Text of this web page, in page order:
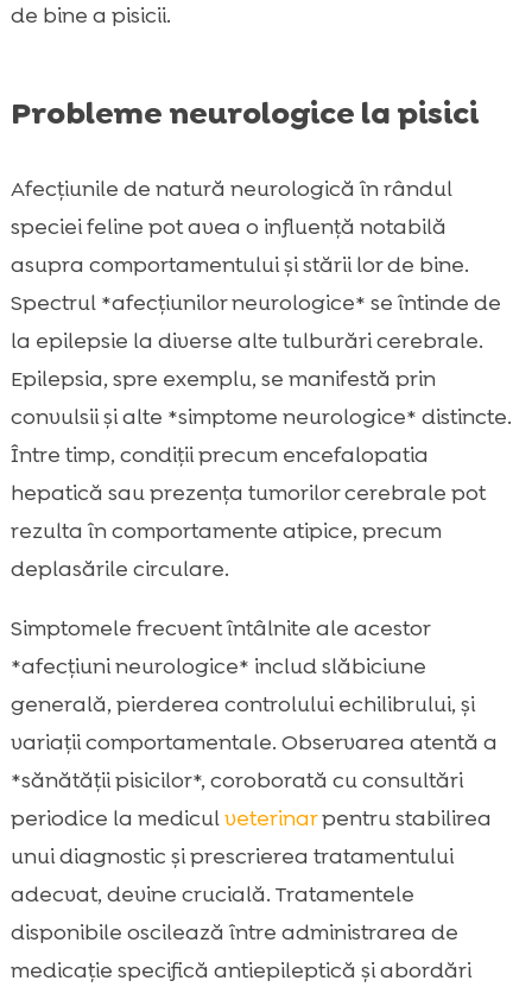
de bine a pisicii.
Probleme neurologice la pisici
Afecțiunile de natură neurologică în rândul
speciei feline pot avea o influență notabilă
asupra comportamentului și stării lor de bine.
Spectrul *afecțiunilor neurologice* se întinde de
la epilepsie la diverse alte tulburări cerebrale.
Epilepsia, spre exemplu, se manifestă prin
convulsii și alte *simptome neurologice* distincte.
Între timp, condiții precum encefalopatia
hepatică sau prezența tumorilor cerebrale pot
rezulta în comportamente atipice, precum
deplasările circulare.
Simptomele frecvent întâlnite ale acestor
*afecțiuni neurologice* includ slăbiciune
generală, pierderea controlului echilibrului, și
variații comportamentale. Observarea atentă a
*sănătății pisicilor*, coroborată cu consultări
periodice la mediculveterinarpentru stabilirea
unui diagnostic și prescrierea tratamentului
adecvat, devine crucială. Tratamentele
disponibile oscilează între administrarea de
medicație specifică antiepileptică și abordări